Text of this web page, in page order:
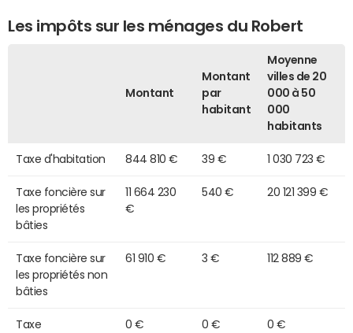
Les impôts sur les ménages du Robert
Montant
Montant
par
habitant
Moyenne
villes de 20
000 à 50
000
habitants
Taxe d'habitation 844 810 € 39 € 1 030 723 €
Taxe foncière sur
les propriétés
bâties
11 664 230
€
540 € 20 121 399 €
Taxe foncière sur
les propriétés non
bâties
61 910 € 3 € 112 889 €
Taxe
0 € 0 € 0 €